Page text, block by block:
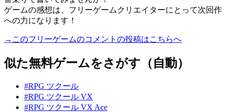
ゲームの感想は、フリーゲームクリエイターにとって次回作
への力になります！
→このフリーゲームのコメントの投稿はこちらへ
似た無料ゲームをさがす（自動）
#RPG ツクール
#RPG ツクール VX
#RPG ツクール VX Ace